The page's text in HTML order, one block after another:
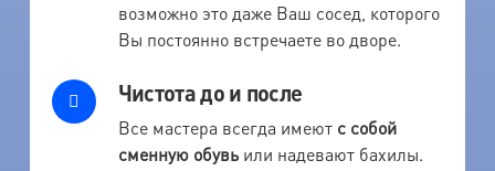
возможно это даже Ваш сосед, которого
Вы постоянно встречаете во дворе.
Чистота до и после
Все мастера всегда имеют с собой
сменную обувьили надевают бахилы.